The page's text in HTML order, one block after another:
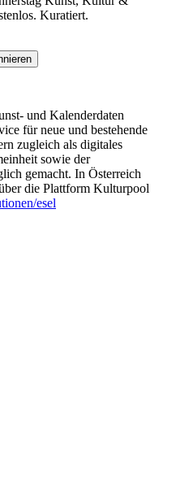
Kuratiert.
und Kalenderdaten
für neue und bestehende
zugleich als digitales
sowie der
gemacht. In Österreich
die Plattform Kulturpool
esel